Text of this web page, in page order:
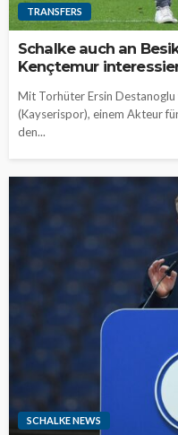
TRANSFERS
Schalke auch an
Kençtemur
Mit Torhüter Ersin
(Kayserispor), einem Akteur
den...
SCHALKE NEWS